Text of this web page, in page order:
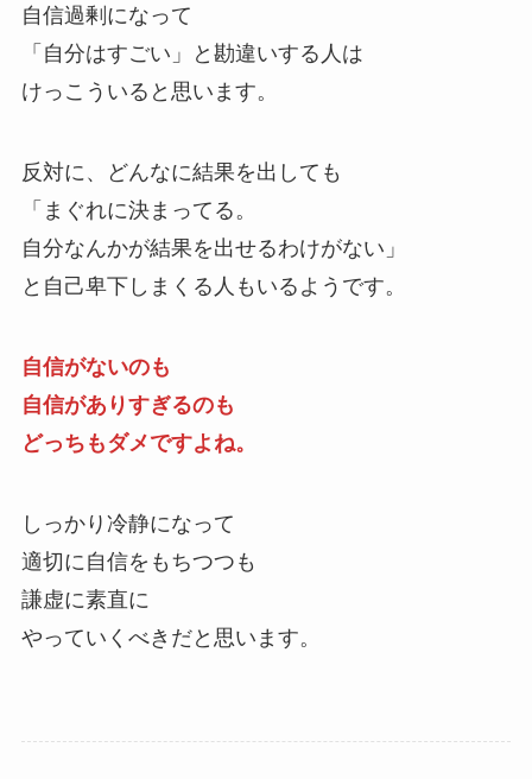
自信過剰になって
「自分はすごい」と勘違いする人は
けっこういると思います。
反対に、どんなに結果を出しても
「まぐれに決まってる。
自分なんかが結果を出せるわけがない」
と自己卑下しまくる人もいるようです。
自信がないのも
自信がありすぎるのも
どっちもダメですよね。
しっかり冷静になって
適切に自信をもちつつも
謙虚に素直に
やっていくべきだと思います。